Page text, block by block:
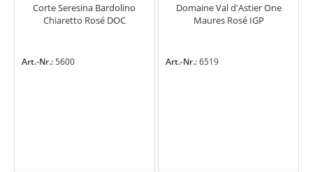
Corte Seresina Bardolino
Chiaretto Rosé DOC
Art.-Nr.:5600
Domaine Val d'Astier One
Maures Rosé IGP
Art.-Nr.:6519